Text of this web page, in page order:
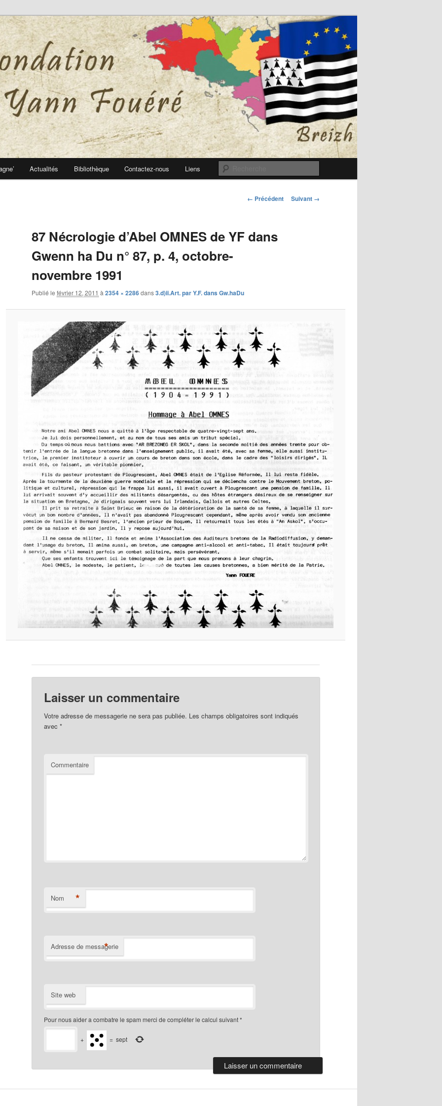
Fouéré
Fouéré
Actualités Bibliothèque Contactez-nous Liens
Navigation
← Précédent Suivant →
87 Nécrologie d’Abel OMNES de YF dans
Gwenn ha Du n° 87, p. 4, octobre-
novembre 1991
Publié le février 12, 2011 à 2354 × 2286dans3.d)ii.Art. par Y.F. dans Gw.haDu
Laisser un commentaire
Votre adresse de messagerie ne sera pas publiée. Les champs obligatoires sont indiqués
avec*
Commentaire
Nom *
Adresse de messagerie
*
Site web
Pour nous aider a combatre le spam merci de compléter le calcul suivant*
+ = sept